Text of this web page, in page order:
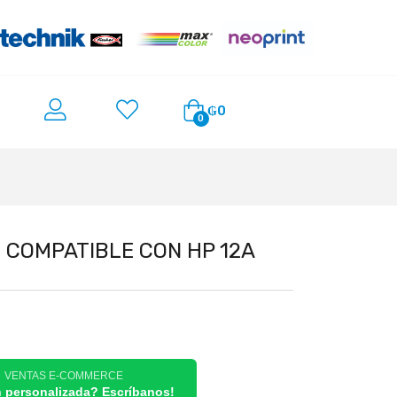
0 ₲0
CON HP 12A
E-COMMERCE
personalizada? Escríbanos!